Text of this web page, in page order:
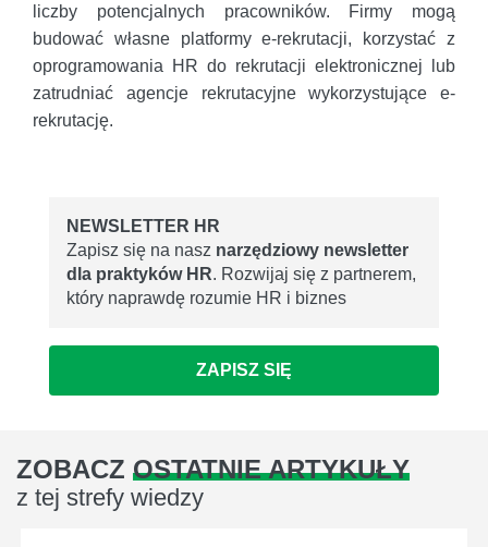
liczby potencjalnych pracowników. Firmy mogą
budować własne platformy e-rekrutacji, korzystać z
oprogramowania HR do rekrutacji elektronicznej lub
zatrudniać agencje rekrutacyjne wykorzystujące e-
rekrutację.
NEWSLETTER HR
Zapisz się na nasz narzędziowy newsletter
dla praktyków HR. Rozwijaj się z partnerem,
który naprawdę rozumie HR i biznes
ZAPISZ SIĘ
ZOBACZ OSTATNIE ARTYKUŁY
z tej strefy wiedzy